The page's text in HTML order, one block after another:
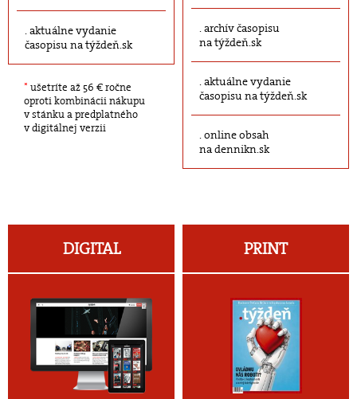
aktuálne vydanie
časopisu na týždeň.sk
* ušetríte až 56 € ročne
oproti kombinácii nákupu
v stánku a predplatného
v digitálnej verzii
archív časopisu
na týždeň.sk
aktuálne vydanie
časopisu na týždeň.sk
online obsah
na dennikn.sk
DIGITAL PRINT